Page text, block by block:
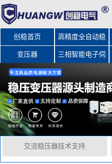
创稳首页 高精度全自动稳
压器
变压器 三相智能电子伺
交流稳压器技术支持